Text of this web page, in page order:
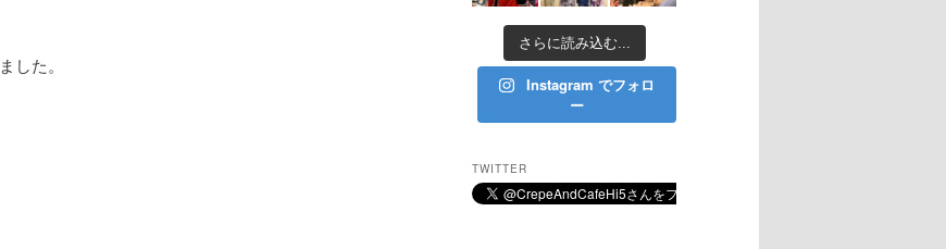
した。
さらに読み込む...
Instagram でフォロ
ー
TWITTER